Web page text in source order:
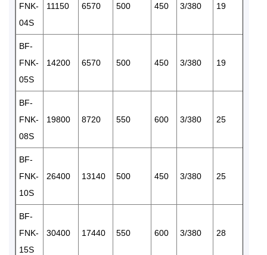
FNK-
04S
11150 6570 500 450 3/380 19
BF-
FNK-
05S
14200 6570 500 450 3/380 19
BF-
FNK-
08S
19800 8720 550 600 3/380 25
BF-
FNK-
10S
26400 13140 500 450 3/380 25
BF-
FNK-
15S
30400 17440 550 600 3/380 28